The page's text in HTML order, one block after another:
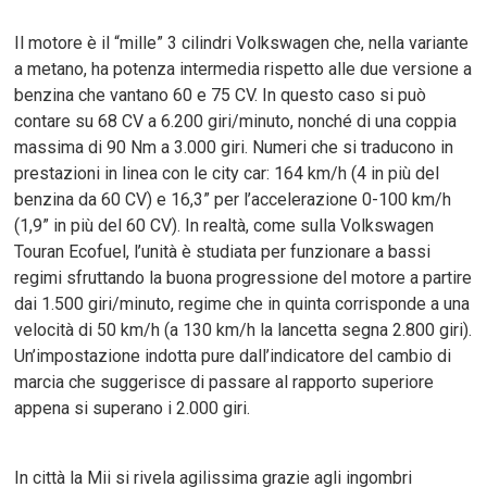
Il motore è il “mille” 3 cilindri Volkswagen che, nella variante
a metano, ha potenza intermedia rispetto alle due versione a
benzina che vantano 60 e 75 CV. In questo caso si può
contare su 68 CV a 6.200 giri/minuto, nonché di una coppia
massima di 90 Nm a 3.000 giri. Numeri che si traducono in
prestazioni in linea con le city car: 164 km/h (4 in più del
benzina da 60 CV) e 16,3” per l’accelerazione 0-100 km/h
(1,9” in più del 60 CV). In realtà, come sulla Volkswagen
Touran Ecofuel, l’unità è studiata per funzionare a bassi
regimi sfruttando la buona progressione del motore a partire
dai 1.500 giri/minuto, regime che in quinta corrisponde a una
velocità di 50 km/h (a 130 km/h la lancetta segna 2.800 giri).
Un’impostazione indotta pure dall’indicatore del cambio di
marcia che suggerisce di passare al rapporto superiore
appena si superano i 2.000 giri.
In città la Mii si rivela agilissima grazie agli ingombri